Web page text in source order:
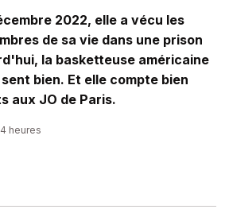
2022, elle a vécu les
de sa vie dans une prison
la basketteuse américaine
bien. Et elle compte bien
aux JO de Paris.
heures